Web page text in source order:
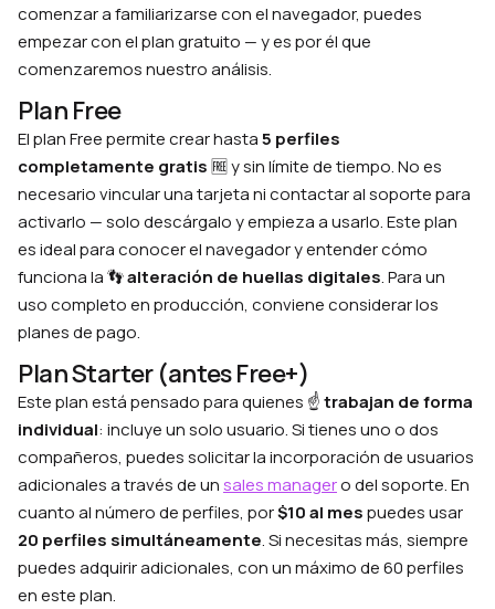
comenzar a familiarizarse con el navegador, puedes
empezar con el plan gratuito — y es por él que
comenzaremos nuestro análisis.
Plan Free
El plan Free permite crear hasta5 perfiles
completamente gratis🆓 y sin límite de tiempo. No es
necesario vincular una tarjeta ni contactar al soporte para
activarlo — solo descárgalo y empieza a usarlo. Este plan
es ideal para conocer el navegador y entender cómo
funciona la 👣alteración de huellas digitales. Para un
uso completo en producción, conviene considerar los
planes de pago.
Plan Starter (antes Free+)
Este plan está pensado para quienes ☝️trabajan de forma
individual: incluye un solo usuario. Si tienes uno o dos
compañeros, puedes solicitar la incorporación de usuarios
adicionales a través de unsales managero del soporte. En
cuanto al número de perfiles, por$10 al mespuedes usar
20 perfiles simultáneamente. Si necesitas más, siempre
puedes adquirir adicionales, con un máximo de 60 perfiles
en este plan.